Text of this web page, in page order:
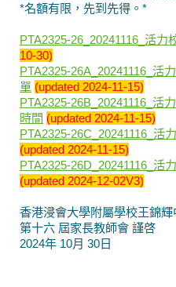
*名額有限，先到先得。*
PTA2325-26_20241116_活力
10-30)
PTA2325-26A_20241116_活
單 (updated 2024-11-15)
PTA2325-26B_20241116_活
時間 (updated 2024-11-15)
PTA2325-26C_20241116_活
(updated 2024-11-15)
PTA2325-26D_20241116_活
(updated 2024-12-02V3)
香港浸會大學附屬學校王錦
第十六 屆家長教師會 謹啓
2024年 10月 30日